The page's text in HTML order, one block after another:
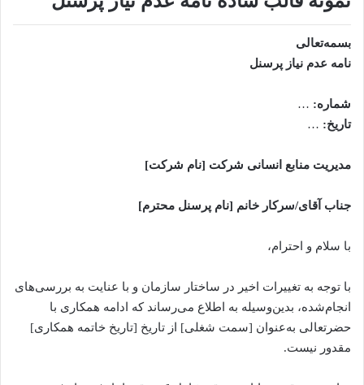
بسمه‌تعالی
نامه عدم نیاز پرسنل
شماره: …
تاریخ: …
مدیریت منابع انسانی شرکت [نام شرکت]
جناب آقای/سرکار خانم [نام پرسنل محترم]
با سلام و احترام،
با توجه به تغییرات اخیر در ساختار سازمان و با عنایت به بررسی‌های
انجام‌شده، بدین‌وسیله به اطلاع می‌رساند که ادامه همکاری با
حضرتعالی به‌عنوان [سمت شغلی] از تاریخ [تاریخ خاتمه همکاری]
مقدور نیست.